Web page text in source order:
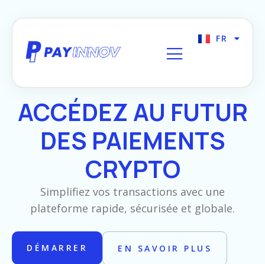
FR
EN
PAYINNOV | PASSERELLE DE
PAIEMENTS CRYPTO
ACCÉDEZ AU FUTUR
DES PAIEMENTS
CRYPTO
Simplifiez vos transactions avec une
plateforme rapide, sécurisée et globale.
DÉMARRER EN SAVOIR PLUS